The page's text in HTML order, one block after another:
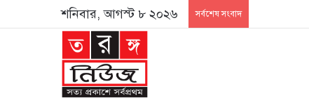
শনিবার, আগস্ট ৮ ২০২৬ সর্বশেষ সংবাদ